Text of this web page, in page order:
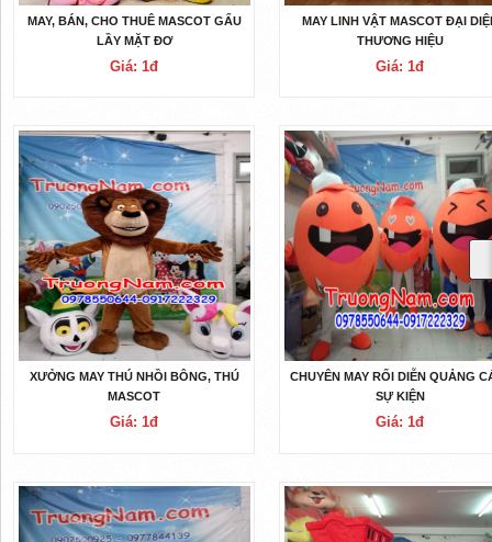
MAY, BÁN, CHO THUÊ MASCOT GẤU
LẦY MẶT ĐƠ
Giá: 1đ
MAY LINH VẬT MASCOT ĐẠI
THƯƠNG HIỆU
Giá: 1đ
XƯỞNG MAY THÚ NHỒI BÔNG, THÚ
MASCOT
Giá: 1đ
CHUYÊN MAY RỐI DIỄN QUẢNG
SỰ KIỆN
Giá: 1đ